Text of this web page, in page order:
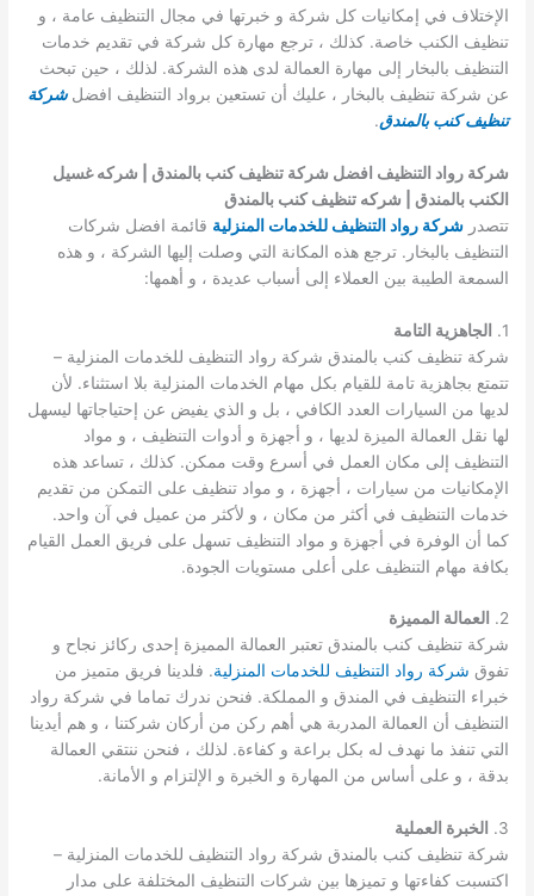
الإختلاف في إمكانيات كل شركة و خبرتها في مجال التنظيف عامة ، و
تنظيف الكنب خاصة. كذلك ، ترجع مهارة كل شركة في تقديم خدمات
التنظيف بالبخار إلى مهارة العمالة لدى هذه الشركة. لذلك ، حين تبحث
عن شركة تنظيف بالبخار ، عليك أن تستعين برواد التنظيف افضلشركة
تنظيف كنب بالمندق.
شركة رواد التنظيف افضل شركة تنظيف كنب بالمندق | شركه غسيل
الكنب بالمندق | شركه تنظيف كنب بالمندق
تتصدرشركة رواد التنظيف للخدمات المنزلية قائمة افضل شركات
التنظيف بالبخار. ترجع هذه المكانة التي وصلت إليها الشركة ، و هذه
السمعة الطيبة بين العملاء إلى أسباب عديدة ، و أهمها:
1.
الجاهزية التامة
شركة تنظيف كنب بالمندق شركة رواد التنظيف للخدمات المنزلية –
تتمتع بجاهزية تامة للقيام بكل مهام الخدمات المنزلية بلا استثناء. لأن
لديها من السيارات العدد الكافي ، بل و الذي يفيض عن إحتياجاتها ليسهل
لها نقل العمالة الميزة لديها ، و أجهزة و أدوات التنظيف ، و مواد
التنظيف إلى مكان العمل في أسرع وقت ممكن. كذلك ، تساعد هذه
الإمكانيات من سيارات ، أجهزة ، و مواد تنظيف على التمكن من تقديم
خدمات التنظيف في أكثر من مكان ، و لأكثر من عميل في آن واحد.
كما أن الوفرة في أجهزة و مواد التنظيف تسهل على فريق العمل القيام
بكافة مهام التنظيف على أعلى مستويات الجودة.
2.
العمالة المميزة
شركة تنظيف كنب بالمندق تعتبر العمالة المميزة إحدى ركائز نجاح و
تفوق شركة رواد التنظيف للخدمات المنزلية. فلدينا فريق متميز من
خبراء التنظيف في المندق و المملكة. فنحن ندرك تماما في شركة رواد
التنظيف أن العمالة المدربة هي أهم ركن من أركان شركتنا ، و هم أيدينا
التي تنفذ ما نهدف له بكل براعة و كفاءة. لذلك ، فنحن ننتقي العمالة
بدقة ، و على أساس من المهارة و الخبرة و الإلتزام و الأمانة.
3.
الخبرة العملية
شركة تنظيف كنب بالمندق شركة رواد التنظيف للخدمات المنزلية –
اكتسبت كفاءتها و تميزها بين شركات التنظيف المختلفة على مدار